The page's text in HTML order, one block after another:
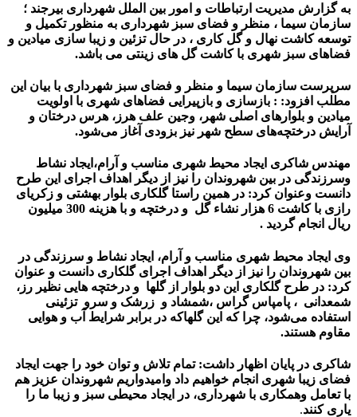
به گزارش مدیریت ارتباطات و امور بین الملل شهرداری بیرجند ؛
سازمان سیما ، منظر و فضای سبز شهرداری به منظور تکمیل و
توسعه کاشت نهال و گل کاری ، در حال تزئین و زیبا سازی میادین و
فضاهای سبز شهری با کاشت گل های زینتی می باشد.
سرپرست سازمان سیما و منظر و فضای سبز شهرداری با بیان این
مطلب افزود: : بازسازی و بازپیرایی فضاهای شهری با اولویت
میادین و بلوارهای اصلی شهر، وجین علف هرز، هرس درختان و
آرایش درختچه‌های سطح شهر نیز بزودی آغاز می‌شود.
مهندس شاکری ایجاد محیط شهری مناسب و آرام،ایجاد نشاط
وسرزندگی در بین شهروندان را نیز از دیگر اهداف اجرای این طرح
دانست وعنوان کرد: در همین راستا گلکاری بلوار بهشتی و زکریای
رازی
با کاشت 6 هزار نشاء گل و درختچه و با هزینه 300 میلیون
ریال انجام گردید .
وی ایجاد محیط شهری مناسب و آرام، ایجاد نشاط و سرزندگی در
بین شهروندان را نیز از دیگر اهداف اجرای گلکاری دانست و عنوان
کرد: در طرح گلکاری این دو بلوار از گلها و درختچه هایی نظیر رز،
شمعدانی ، پامپاس گراس ،شمشاد و زرشک و سرو تزئینی
استفاده می‌شود، چرا که این گلهاکه در برابر شرایط آب و هوایی
مقاوم هستند.
شاکری در پایان اظهار داشت: تمام تلاش و توان خود را جهت ایجاد
فضای زیبا شهری انجام خواهیم داد وامیدواریم شهروندان عزیز هم
با تعامل وهمکاری با شهرداری، در ایجاد محیطی سبز و زیبا ما را
یاری کنند.